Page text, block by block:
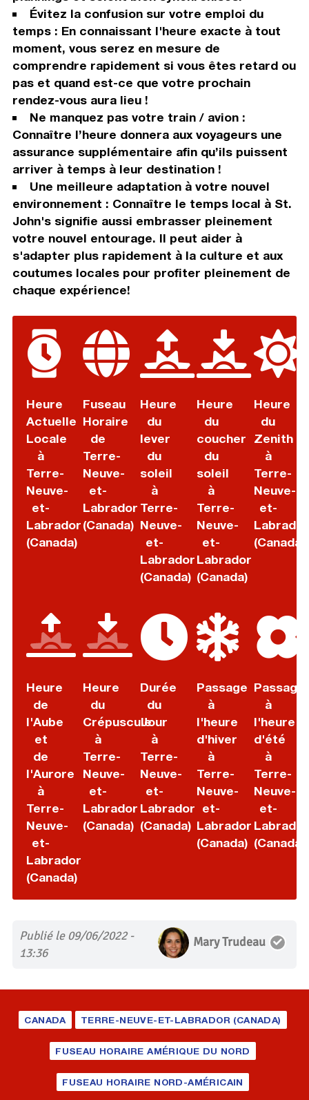
Évitez la confusion sur votre emploi du
temps : En connaissant l'heure exacte à tout
moment, vous serez en mesure de
comprendre rapidement si vous êtes retard ou
pas et quand est-ce que votre prochain
rendez-vous aura lieu !
Ne manquez pas votre train / avion :
Connaître l’heure donnera aux voyageurs une
assurance supplémentaire afin qu’ils puissent
arriver à temps à leur destination !
Une meilleure adaptation à votre nouvel
environnement : Connaître le temps local à St.
John's signifie aussi embrasser pleinement
votre nouvel entourage. Il peut aider à
s'adapter plus rapidement à la culture et aux
coutumes locales pour profiter pleinement de
chaque expérience!
Heure
Actuelle
Locale
à
Terre-
Neuve-
et-
Labrador
(Canada)
Fuseau
Horaire
de
Terre-
Neuve-
et-
Labrador
(Canada)
Heure
du
lever
du
soleil
à
Terre-
Neuve-
et-
Labrador
(Canada)
Heure
du
coucher
du
soleil
à
Terre-
Neuve-
et-
Labrador
(Canada)
Heure
du
Zenith
à
Terre-
Neuve-
et-
Labrador
(Canada)
Heure
de
l'Aube
et
de
l'Aurore
à
Terre-
Neuve-
et-
Labrador
(Canada)
Heure
du
Crépuscule
à
Terre-
Neuve-
et-
Labrador
(Canada)
Durée
du
Jour
à
Terre-
Neuve-
et-
Labrador
(Canada)
Passage
à
l'heure
d'hiver
à
Terre-
Neuve-
et-
Labrador
(Canada)
Passage
à
l'heure
d'été
à
Terre-
Neuve-
et-
Labrador
(Canada)
Publié le 09/06/2022 -
13:36
Mary Trudeau
CANADA TERRE-NEUVE-ET-LABRADOR (CANADA)
FUSEAU HORAIRE AMÉRIQUE DU NORD
FUSEAU HORAIRE NORD-AMÉRICAIN